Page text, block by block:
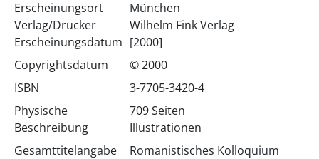
Erscheinungsort
Verlag/Drucker
Erscheinungsdatum
München
Wilhelm Fink Verlag
[2000]
Copyrightsdatum
© 2000
ISBN
3-7705-3420-4
Physische
Beschreibung
709 Seiten
Illustrationen
Gesamttitelangabe
Romanistisches Kolloquium